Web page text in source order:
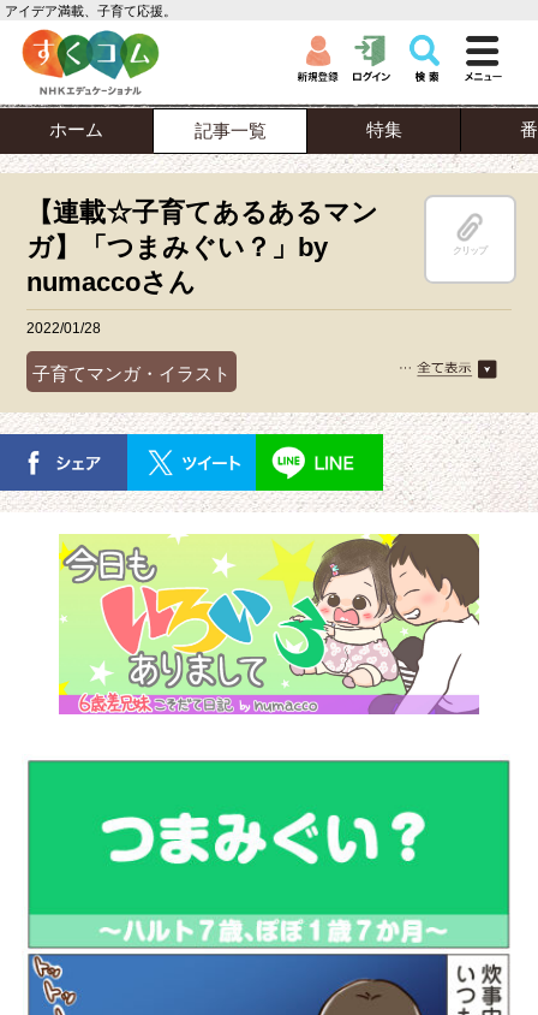
アイデア満載、子育て応援。
ホーム 記事一覧 特集
【連載☆子育てあるあるマン
ガ】「つまみぐい？」by
numaccoさん
クリップ
2022/01/28
子育てマンガ・イラスト